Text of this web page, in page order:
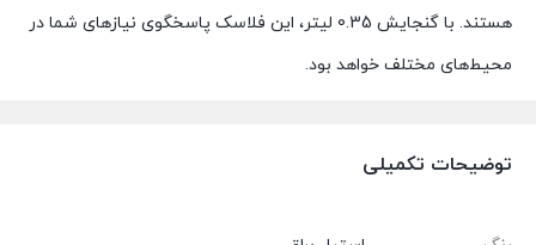
هستند. با گنجایش 0.35 لیتر، این فلاسک پاسخگوی نیازهای شما در
محیط‌های مختلف خواهد بود.
توضیحات تکمیلی